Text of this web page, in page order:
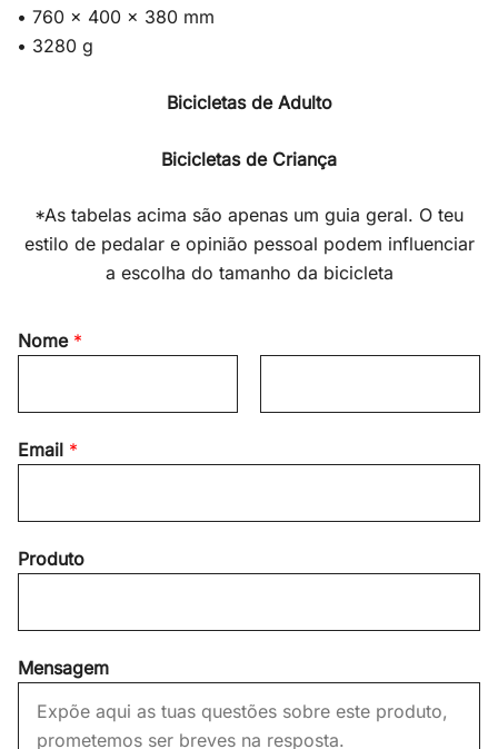
• 760 x 400 x 380 mm
• 3280 g
Bicicletas de Adulto
Bicicletas de Criança
*As tabelas acima são apenas um guia geral. O teu
estilo de pedalar e opinião pessoal podem influenciar
a escolha do tamanho da bicicleta
Nome *
i
t
Email *
Produto
Mensagem